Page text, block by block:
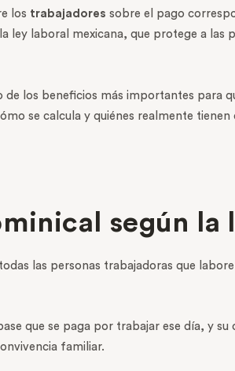
los trabajadores sobre el pago
ley laboral mexicana, que protege a
los beneficios más importantes para
se calcula y quiénes realmente
según la
las personas trabajadoras que
que se paga por trabajar ese día, y
familiar.